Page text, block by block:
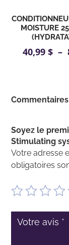
MOISTURE
40,99 $ –
Commentaires
Soyez le
Stimulating
Votre adresse
obligatoires